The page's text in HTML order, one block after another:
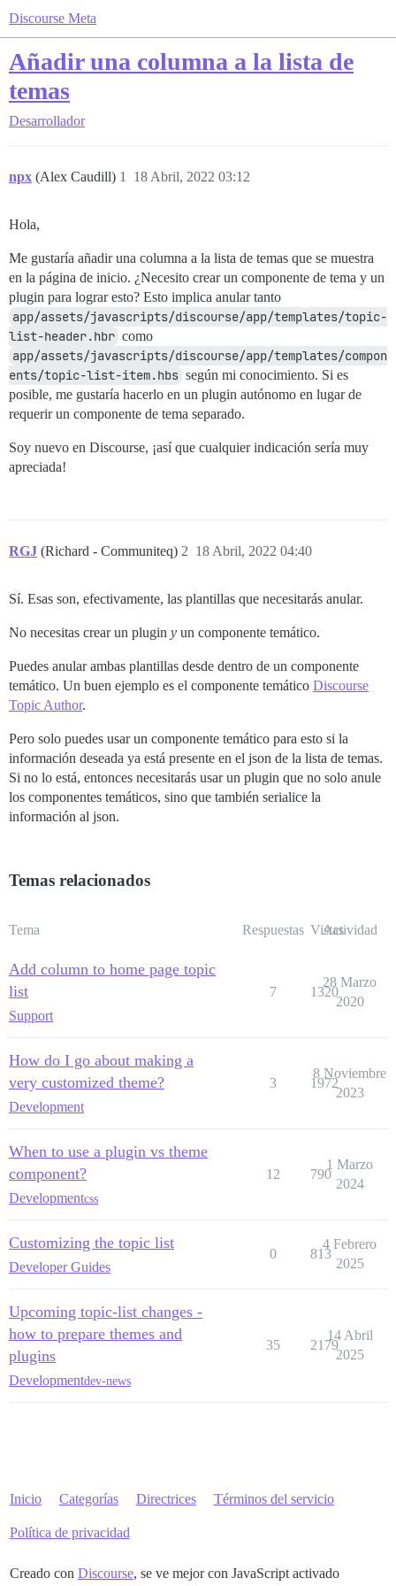
Discourse Meta
Añadir una columna a la lista de
temas
Desarrollador
npx (Alex Caudill) 18 Abril, 2022 03:12
1
Hola,
Me gustaría añadir una columna a la lista de temas que se muestra
en la página de inicio. ¿Necesito crear un componente de tema y un
plugin para lograr esto? Esto implica anular tanto
app/assets/javascripts/discourse/app/templates/topic-
list-header.hbr como
app/assets/javascripts/discourse/app/templates/compon
ents/topic-list-item.hbs según mi conocimiento. Si es
posible, me gustaría hacerlo en un plugin autónomo en lugar de
requerir un componente de tema separado.
Soy nuevo en Discourse, ¡así que cualquier indicación sería muy
apreciada!
RGJ (Richard - Communiteq) 18 Abril, 2022 04:40
2
Sí. Esas son, efectivamente, las plantillas que necesitarás anular.
No necesitas crear un plugin y un componente temático.
Puedes anular ambas plantillas desde dentro de un componente
temático. Un buen ejemplo es el componente temático Discourse
Topic Author.
Pero solo puedes usar un componente temático para esto si la
información deseada ya está presente en el json de la lista de temas.
Si no lo está, entonces necesitarás usar un plugin que no solo anule
los componentes temáticos, sino que también serialice la
información al json.
Temas relacionados
Tema Respuestas Vistas
Actividad
Add column to home page topic
list
Support
7 1320
28 Marzo
2020
How do I go about making a
very customized theme?
Development
3 1972
8 Noviembre
2023
When to use a plugin vs theme
component?
Developmentcss
12 790
1 Marzo
2024
Customizing the topic list
Developer Guides
0 813
4 Febrero
2025
Upcoming topic-list changes -
how to prepare themes and
plugins
Developmentdev-news
35 2179
14 Abril
2025
Inicio Categorías Directrices Términos del servicio
Política de privacidad
Creado con Discourse, se ve mejor con JavaScript activado